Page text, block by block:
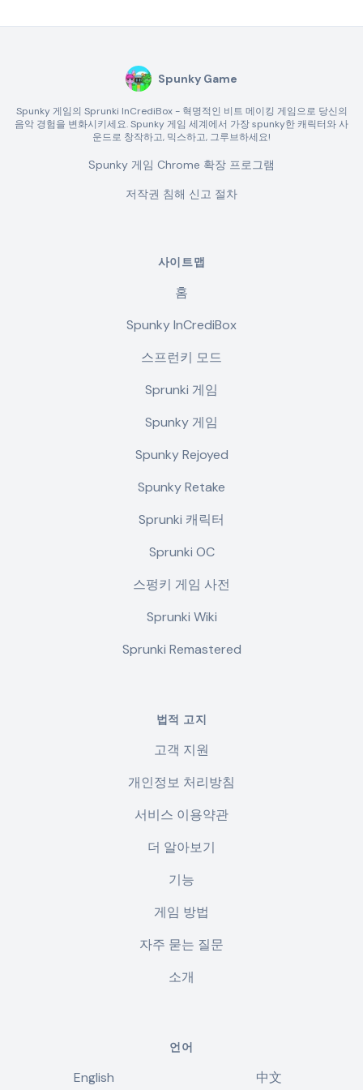
Spunky Game
Spunky 게임의 Sprunki InCrediBox - 혁명적인 비트 메이킹 게임으로 당신의
음악 경험을 변화시키세요. Spunky 게임 세계에서 가장 spunky한 캐릭터와 사
운드로 창작하고, 믹스하고, 그루브하세요!
Spunky 게임 Chrome 확장 프로그램
저작권 침해 신고 절차
사이트맵
홈
Spunky InCrediBox
스프런키 모드
Sprunki 게임
Spunky 게임
Spunky Rejoyed
Spunky Retake
Sprunki 캐릭터
Sprunki OC
스펑키 게임 사전
Sprunki Wiki
Sprunki Remastered
법적 고지
고객 지원
개인정보 처리방침
서비스 이용약관
더 알아보기
기능
게임 방법
자주 묻는 질문
소개
언어
English 中文